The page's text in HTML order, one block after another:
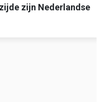
zijn Nederlandse